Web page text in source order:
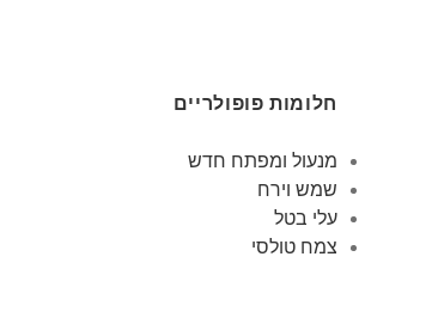
חלומות פופולריים
מנעול ומפתח חדש
שמש וירח
עלי בטל
צמח טולסי